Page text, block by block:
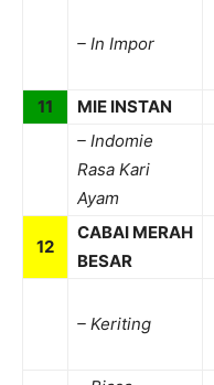
– In Impor
11
MIE INSTAN
– Indomie
Rasa Kari
Ayam
12
CABAI MERAH
BESAR
– Keriting